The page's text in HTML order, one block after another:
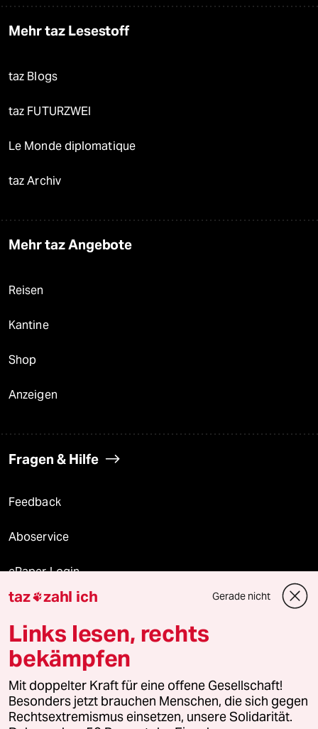
Mehr taz Lesestoff
taz Blogs
taz FUTURZWEI
Le Monde diplomatique
taz Archiv
Mehr taz Angebote
Reisen
Kantine
Shop
Anzeigen
Fragen & Hilfe
Feedback
Aboservice
ePaper Login
Downloads für Abonnierende
© 2026 taz Verlags und Vertriebs GmbH
Alle Rechte vorbehalten. Bei rechtlichen Fragen oder für Genehmigungen
wenden Sie sich bitte an
lizenzen@taz.de
taz zahl ich Gerade nicht
Links lesen, rechts
bekämpfen
Mit doppelter Kraft für eine offene Gesellschaft!
Besonders jetzt brauchen Menschen, die sich gegen
Rechtsextremismus einsetzen, unsere Solidarität.